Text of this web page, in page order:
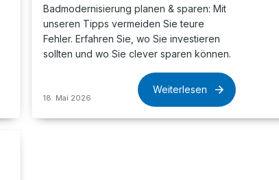
Badmodernisierung planen & sparen: Mit
unseren Tipps vermeiden Sie teure
Fehler. Erfahren Sie, wo Sie investieren
sollten und wo Sie clever sparen können.
18. Mai 2026
Weiterlesen